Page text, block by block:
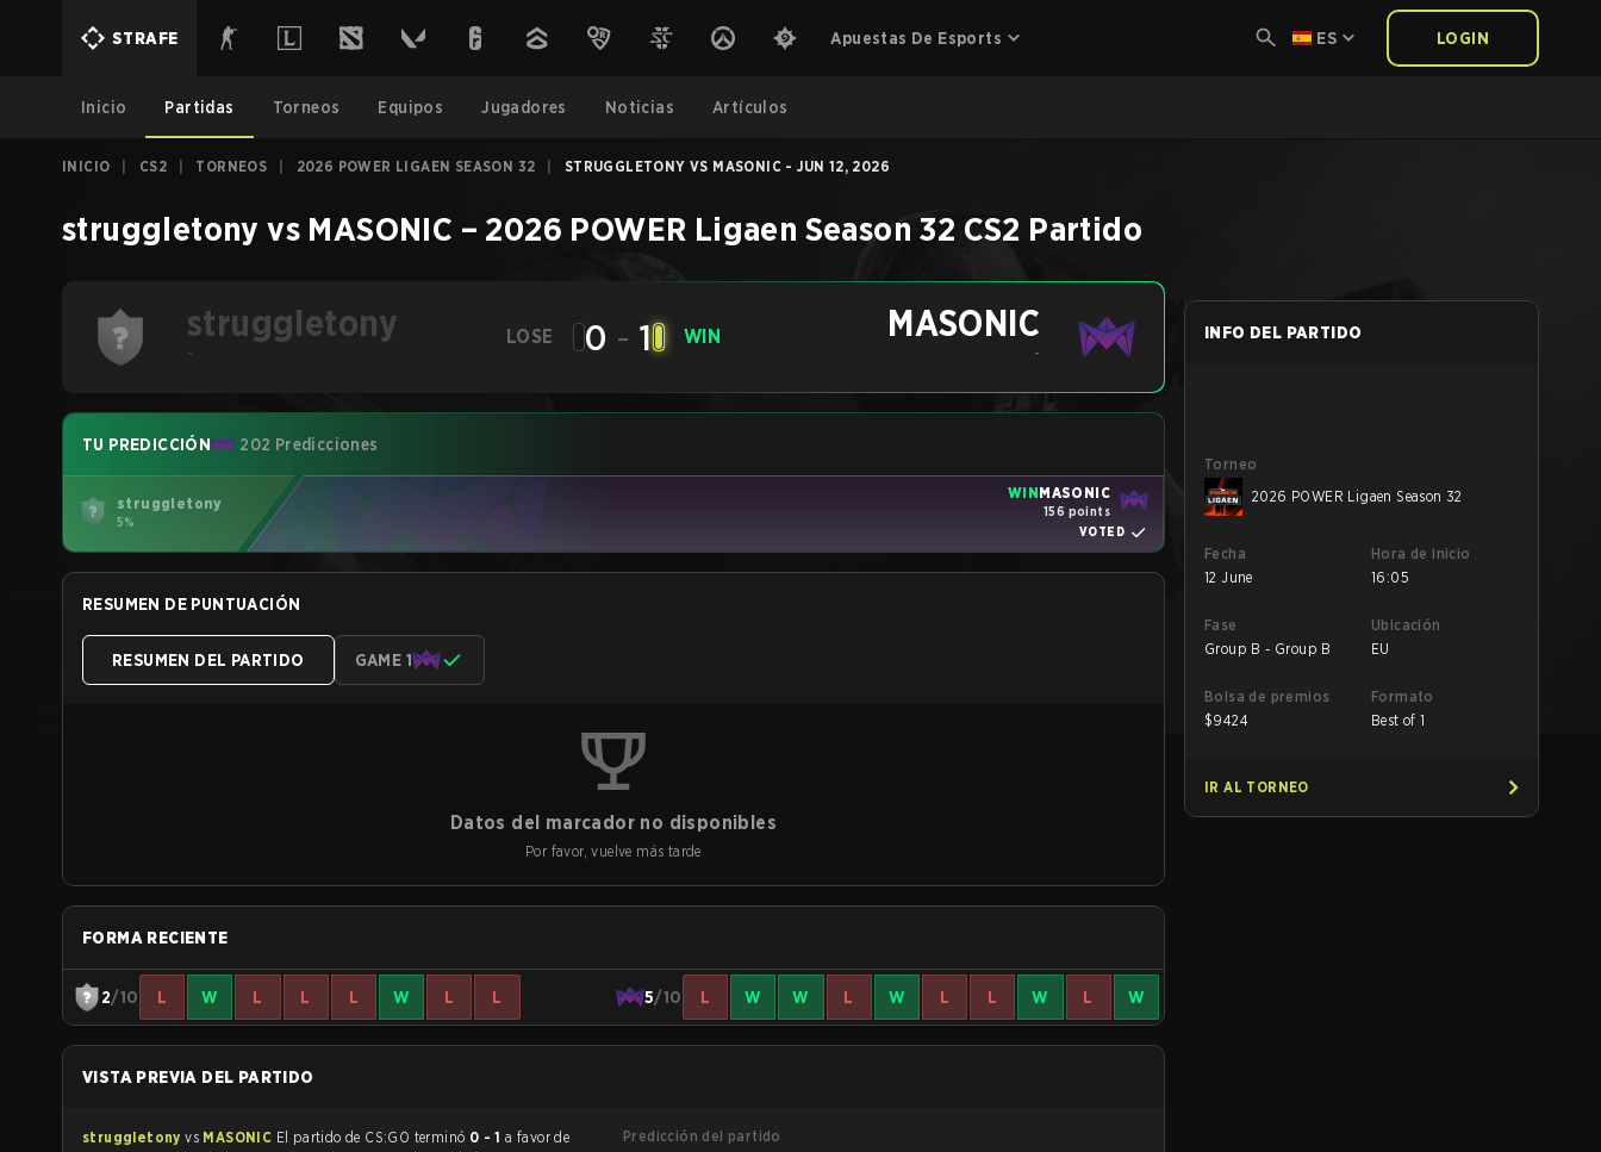
STRAFE Apuestas De Esports ES LOGIN
Inicio Partidas Torneos Equipos Jugadores Noticias Artículos
INICIO CS2 TORNEOS 2026 POWER LIGAEN SEASON 32 STRUGGLETONY VS MASONIC - JUN 12, 2026
struggletony vs MASONIC – 2026 POWER Ligaen Season 32 CS2 Partido
struggletony
-
LOSE 0 - 1 WIN MASONIC
-
TU PREDICCIÓN 202 Predicciones
struggletony
5%
WINMASONIC
156 points
VOTED
RESUMEN DE PUNTUACIÓN
RESUMEN DEL PARTIDO GAME 1
Datos del marcador no disponibles
Por favor, vuelve más tarde
FORMA RECIENTE
2/10 L W L L L W L L 5/10 L W W L W L L W L W
VISTA PREVIA DEL PARTIDO
struggletonyvs MASONIC El partido de CS:GO terminó 0 - 1 a favor de
Predicción del partido
INFO DEL PARTIDO
Torneo
2026 POWER Ligaen Season 32
Fecha
12 June
Hora de inicio
16:05
Fase
Group B - Group B
Ubicación
EU
Bolsa de premios
$9424
Formato
Best of 1
IR AL TORNEO